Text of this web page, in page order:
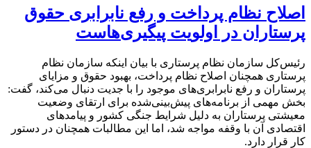
اصلاح نظام پرداخت و رفع نابرابری حقوق
پرستاران در اولویت پیگیری‌هاست
رئیس‌کل سازمان نظام پرستاری با بیان اینکه سازمان نظام
پرستاری همچنان اصلاح نظام پرداخت، بهبود حقوق و مزایای
پرستاران و رفع نابرابری‌های موجود را با جدیت دنبال می‌کند، گفت:
بخش مهمی از برنامه‌های پیش‌بینی‌شده برای ارتقای وضعیت
معیشتی پرستاران به دلیل شرایط جنگی کشور و پیامدهای
اقتصادی آن با وقفه مواجه شد، اما این مطالبات همچنان در دستور
کار قرار دارد.